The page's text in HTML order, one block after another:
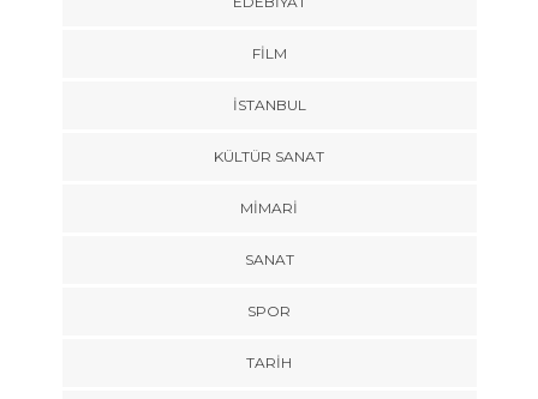
FILM
İSTANBUL
KÜLTÜR SANAT
MIMARI
SANAT
SPOR
TARİH